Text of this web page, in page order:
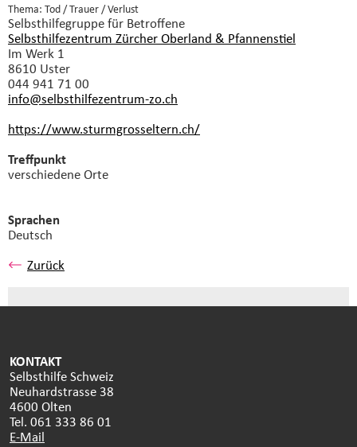
Thema: Tod / Trauer / Verlust
Selbsthilfegruppefür Betroffene
Selbsthilfezentrum Zürcher Oberland & Pfannenstiel
Im Werk 1
8610 Uster
044 941 71 00
info@selbsthilfezentrum-zo.ch
https://www.sturmgrosseltern.ch/
Treffpunkt
verschiedene Orte
Sprachen
Deutsch
Zurück
KONTAKT
Selbsthilfe Schweiz
Neuhardstrasse 38
4600 Olten
Tel. 061 333 86 01
E-Mail